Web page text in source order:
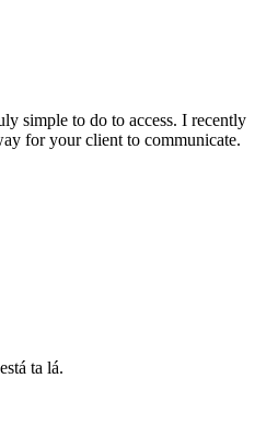
simple to do to access. I recently
for your client to communicate.
ta lá.